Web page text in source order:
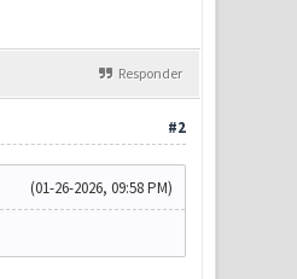
Responder
#2
(01-26-2026, 09:58 PM)